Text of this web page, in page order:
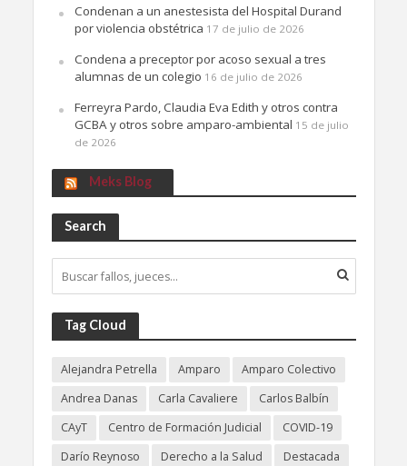
Condenan a un anestesista del Hospital Durand
por violencia obstétrica 17 de julio de 2026
Condena a preceptor por acoso sexual a tres
alumnas de un colegio 16 de julio de 2026
Ferreyra Pardo, Claudia Eva Edith y otros contra
GCBA y otros sobre amparo-ambiental 15 de julio
de 2026
Meks Blog
Search
Tag Cloud
Alejandra Petrella Amparo
Amparo Colectivo
Andrea Danas
Carla Cavaliere
Carlos Balbín
CAyT
Centro de Formación Judicial
COVID-19
Darío Reynoso
Derecho a la Salud
Destacada